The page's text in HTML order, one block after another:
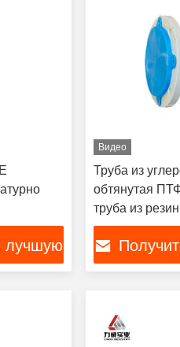
лучшую
Видео
Труба из
обтянутая
труба из